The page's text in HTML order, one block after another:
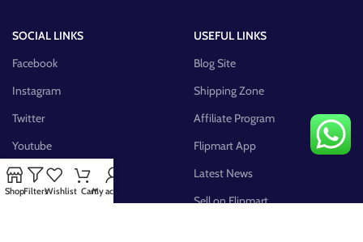
SOCIAL LINKS
Facebook
Instagram
Twitter
Youtube
Pinterest
FB Group
USEFUL LINKS
Blog Site
Shipping Zone
Affiliate Program
Flipmart App
Latest News
Sell on Flipmart
ShopFiltersWishlist CartMy account